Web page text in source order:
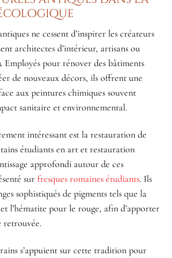
ne cessent d’inspirer les créateurs
architectes d’intérieur, artisans ou
. Employés pour rénover des bâtiments
de nouveaux décors, ils offrent une
aux peintures chimiques souvent
sanitaire et environnemental.
intéressant est la restauration de
étudiants en art et restauration
approfondi autour de ces
sur fresques romaines étudiants. Ils
sophistiqués de pigments tels que la
l’hématite pour le rouge, afin d’apporter
retrouvée.
s’appuient sur cette tradition pour